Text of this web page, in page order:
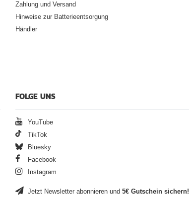
Zahlung und Versand
Hinweise zur Batterieentsorgung
Händler
FOLGE UNS
YouTube
TikTok
Bluesky
Facebook
Instagram
Jetzt Newsletter abonnieren und5€ Gutschein sichern!